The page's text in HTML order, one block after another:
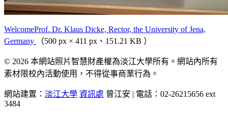
WelcomeProf. Dr. Klaus Dicke, Rector, the University of Jena,
Germany
（500 px × 411 px、151.21 KB ）
© 2026 本網站照片智慧財產權為淡江大學所有。網站內所有
素材限校內活動使用，不得從事商業行為。
網站建置： 淡江大學 資訊處 曾江安 | 電話：02-26215656 ext
3484